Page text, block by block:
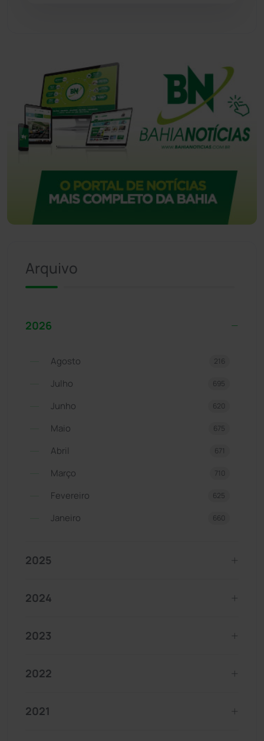
Arquivo
2026
Agosto 216
Julho 695
Junho 620
Maio 675
Abril 671
Março 710
Fevereiro 625
Janeiro 660
2025
2024
2023
2022
2021